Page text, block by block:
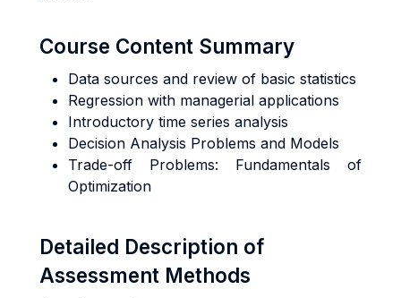
Course Content Summary
Data sources and review of basic statistics
Regression with managerial applications
Introductory time series analysis
Decision Analysis Problems and Models
Trade-off Problems: Fundamentals of
Optimization
Detailed Description of
Assessment Methods